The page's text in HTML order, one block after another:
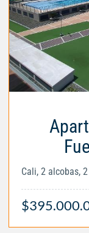
Cali, 2 alcobas,